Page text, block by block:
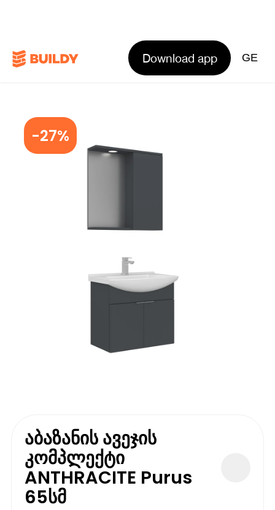
Download app GE
-27%
აბაზანის ავეჯის
კომპლექტი
ANTHRACITE Purus
65სმ